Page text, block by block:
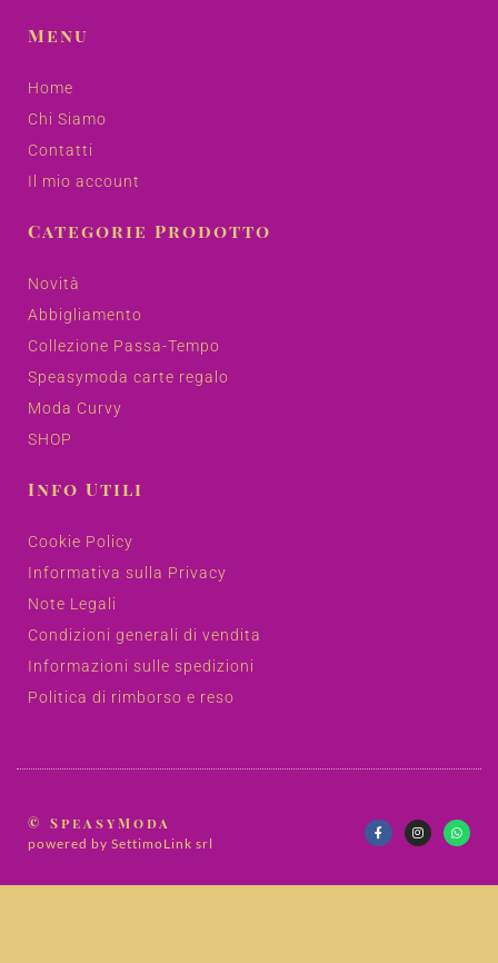
Menu
Home
Chi Siamo
Contatti
Il mio account
Categorie Prodotto
Novità
Abbigliamento
Collezione Passa-Tempo
Speasymoda carte regalo
Moda Curvy
SHOP
Info Utili
Cookie Policy
Informativa sulla Privacy
Note Legali
Condizioni generali di vendita
Informazioni sulle spedizioni
Politica di rimborso e reso
© SpeasyModa
powered by SettimoLink srl